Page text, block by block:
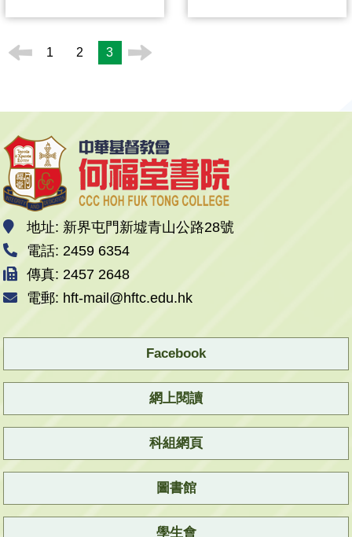
1 2 3
地址: 新界屯門新墟青山公路28號
電話: 2459 6354
傳真: 2457 2648
電郵: hft-mail@hftc.edu.hk
Facebook
網上閱讀
科組網頁
圖書館
學生會